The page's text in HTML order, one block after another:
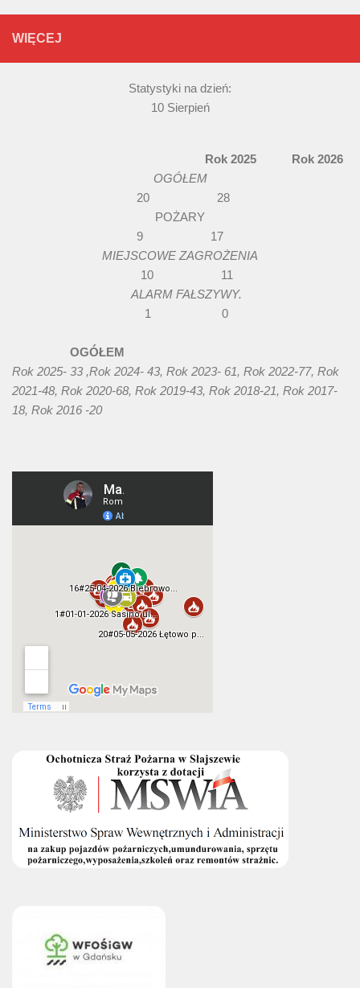
WIĘCEJ
Statystyki na dzień:
10 Sierpień
Rok 2025 Rok 2026
OGÓŁEM
20 28
POŻARY
9 17
MIEJSCOWE ZAGROŻENIA
10 11
ALARM FAŁSZYWY.
1 0
OGÓŁEM
Rok 2025- 33 ,Rok 2024- 43, Rok 2023- 61, Rok 2022-77, Rok
2021-48, Rok 2020-68, Rok 2019-43, Rok 2018-21, Rok 2017-
18, Rok 2016 -20